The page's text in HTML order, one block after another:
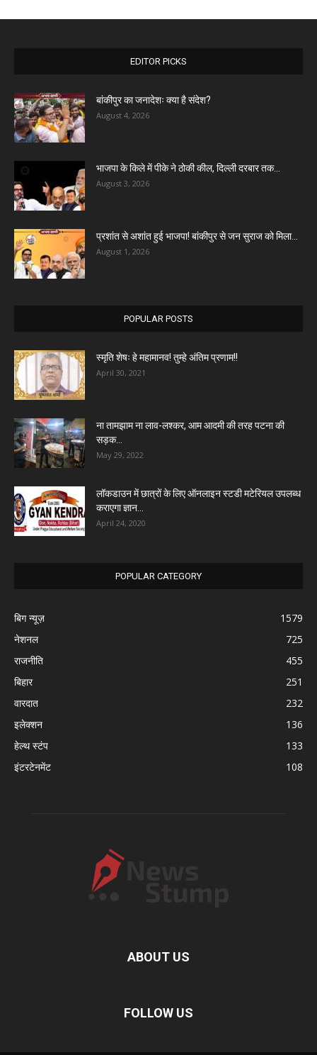
EDITOR PICKS
बांकीपुर का जनादेशः क्या है संदेश?
August 4, 2026
भाजपा के किले में पीके ने ठोकी कील, दिल्ली दरबार तक...
August 3, 2026
प्रशांत से अशांत हुई भाजपा! बांकीपुर से जन सुराज को मिला...
August 1, 2026
POPULAR POSTS
स्मृति शेषः हे महामानव! तुम्हे अंतिम प्रणाम!!
April 30, 2021
ना तामझाम ना लाव-लश्कर, आम आदमी की तरह पटना की
सड़क...
May 29, 2022
लॉकडाउन में छात्रों के लिए ऑनलाइन स्टडी मटेरियल उपलब्ध
कराएगा ज्ञान...
April 24, 2020
POPULAR CATEGORY
बिग न्यूज़
1579
नेशनल
725
राजनीति
455
बिहार
251
वारदात
232
इलेक्शन
136
हेल्थ स्टंप
133
इंटरटेनमेंट
108
ABOUT US
FOLLOW US